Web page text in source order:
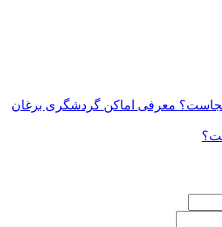
معرفی اماکن گردشگری برغان